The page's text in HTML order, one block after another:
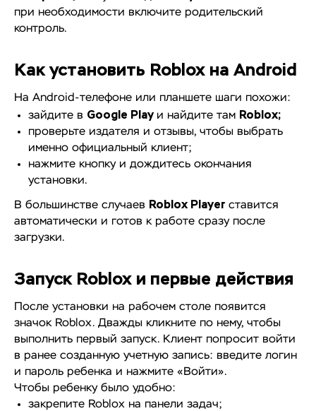
при необходимости включите родительский
контроль.
Как установить Roblox на Android
На Android-телефоне или планшете шаги похожи:
зайдите в Google Play и найдите там Roblox;
проверьте издателя и отзывы, чтобы выбрать
именно официальный клиент;
нажмите кнопку и дождитесь окончания
установки.
В большинстве случаев Roblox Playerставится
автоматически и готов к работе сразу после
загрузки.
Запуск Roblox и первые действия
После установки на рабочем столе появится
значок Roblox. Дважды кликните по нему, чтобы
выполнить первый запуск. Клиент попросит войти
в ранее созданную учетную запись: введите логин
и пароль ребенка и нажмите «Войти».
Чтобы ребенку было удобно:
закрепите Roblox на панели задач;